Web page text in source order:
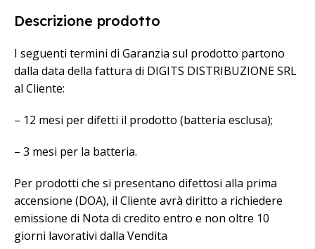
Descrizione prodotto
I seguenti termini di Garanzia sul prodotto partono
dalla data della fattura di DIGITS DISTRIBUZIONE SRL
al Cliente:
– 12 mesi per difetti il prodotto (batteria esclusa);
– 3 mesi per la batteria.
Per prodotti che si presentano difettosi alla prima
accensione (DOA), il Cliente avrà diritto a richiedere
emissione di Nota di credito entro e non oltre 10
giorni lavorativi dalla Vendita